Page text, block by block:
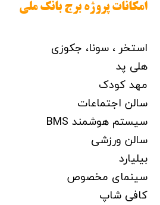
امکانات پروژه برج بانک ملی
استخر ، سونا، جکوزی
هلی پد
مهد کودک
سالن اجتماعات
سیستم هوشمند BMS
سالن ورزشی
بیلیارد
سینمای مخصوص
کافی شاپ